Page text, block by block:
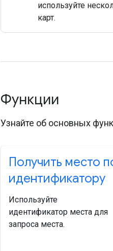
используйте
карт.
Функции
Узнайте об основных
Получить место
идентификатору
Используйте
идентификатор места для
запроса места.